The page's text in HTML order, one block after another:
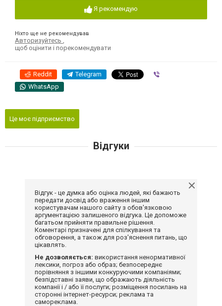
Я рекомендую
Ніхто ще не рекомендував
Авторизуйтесь
щоб оцінити і порекомендувати
Reddit Telegram
WhatsApp
Це моє підприємство
Відгуки
Відгук - це думка або оцінка людей, які бажають
передати досвід або враження іншим
користувачам нашого сайту з обов'язковою
аргументацією залишеного відгука. Це допоможе
багатьом прийняти правильне рішення.
Коментарі призначені для спілкування та
обговорення, а також для роз'яснення питань, що
цікавлять.
Не дозволяється: використання ненормативної
лексики, погроз або образ; безпосереднє
порівняння з іншими конкуруючими компаніями;
безпідставні заяви, що ображають діяльність
компанії і / або її послуги; розміщення посилань на
сторонні інтернет-ресурси; реклама та
самореклама.